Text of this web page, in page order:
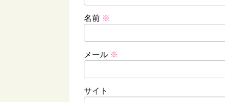
名前 ※
メール ※
サイト